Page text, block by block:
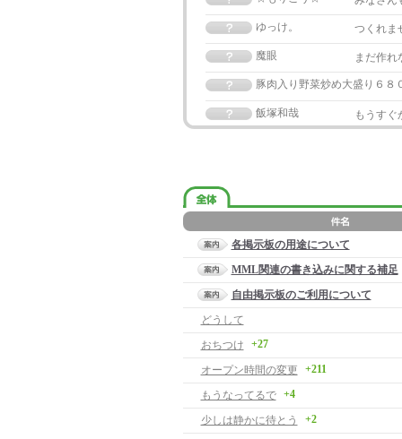
ゆっけ。 つくれま
魔眼 まだ作
豚肉入り野菜炒め大盛り６８
飯塚和哉 もうす
各掲示板の用途について
MML関連の書き込みに関する補足
自由掲示板のご利用について
どうして
おちつけ
+27
オープン時間の変更 +211
もうなってるで +4
少しは静かに待とう +2